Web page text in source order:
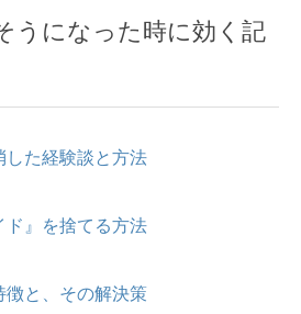
うになった時に効く記
した経験談と方法
ド』を捨てる方法
徴と、その解決策